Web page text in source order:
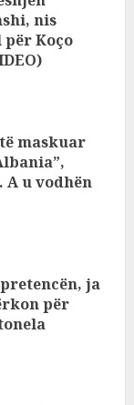
nis
Koço
maskuar
u vodhën
ja
për